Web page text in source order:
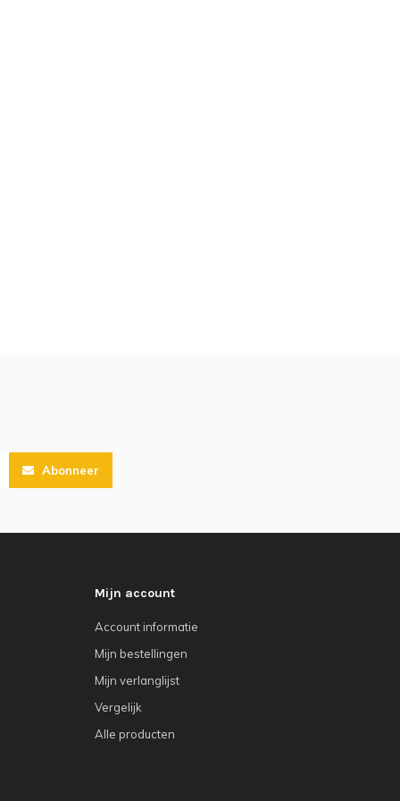
Abonneer
Mijn account
Account informatie
Mijn bestellingen
Mijn verlanglijst
Vergelijk
Alle producten